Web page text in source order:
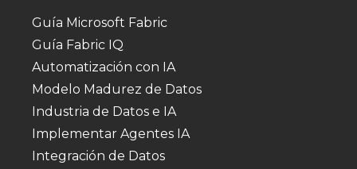
Guía Microsoft Fabric
Guía Fabric IQ
Automatización con IA
Modelo Madurez de Datos
Industria de Datos e IA
Implementar Agentes IA
Integración de Datos